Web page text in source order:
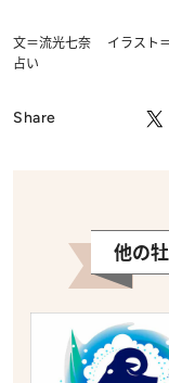
文＝流光七奈 イラスト
占い
Share
他の